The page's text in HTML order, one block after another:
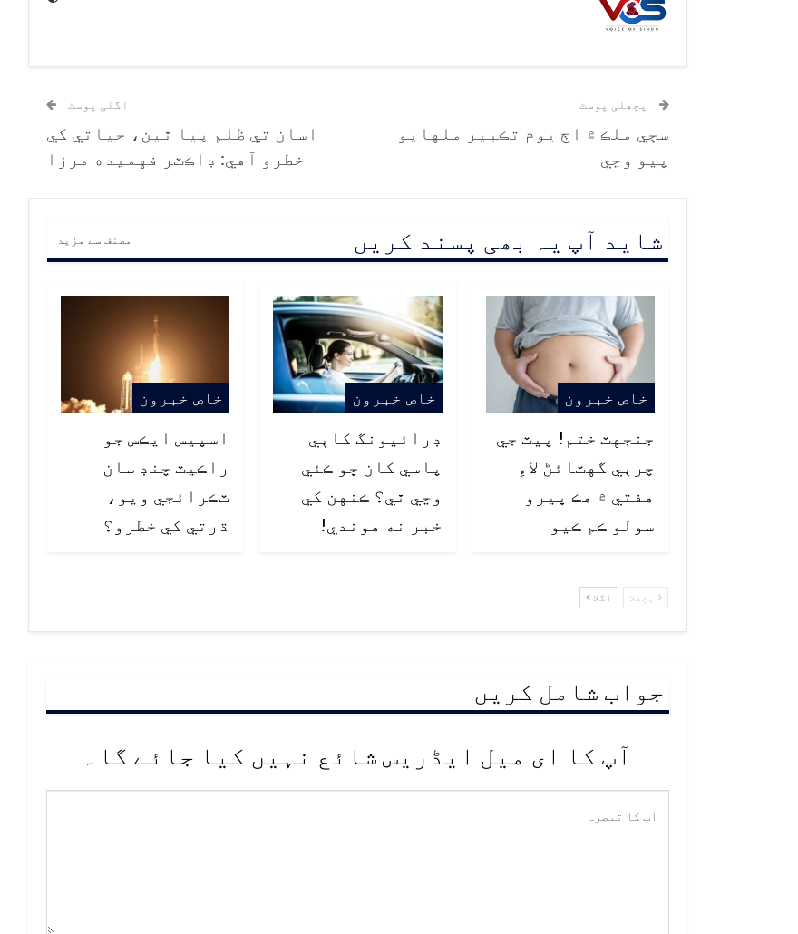
پچھلی پوسٹ
سڄي ملڪ ۾ اڄ يوم تڪبير ملهايو
پيو وڃي
اگلی پوسٹ
اسان تي ظلم پيا ٿين، حياتي کي
خطرو آهي: ڊاڪٽر فهميده مرزا
شاید آپ یہ بھی پسند کریں مصنف سے مزید
خاص خبرون
جنجهٽ ختم! پيٽ جي
چرٻي گهٽائڻ لاءِ
هفتي ۾ هڪ ڀيرو
سولو ڪم ڪيو
خاص خبرون
ڊرائيونگ کاٻي
پاسي کان ڇو ڪئي
وڃي ٿي؟ ڪنهن کي
خبر نه هوندي!
خاص خبرون
اسپيس ايڪس جو
راڪيٽ چنڊ سان
ٽڪرائجي ويو،
ڌرتي کي خطرو؟
پچھلا اگلا
جواب شامل کریں
آپ کا ای میل ایڈریس شائع نہیں کیا جائے گا۔